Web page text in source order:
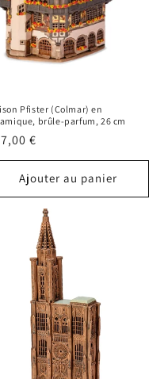
Pfister (Colmar) en
brûle-parfum, 26 cm
€
Ajouter au panier